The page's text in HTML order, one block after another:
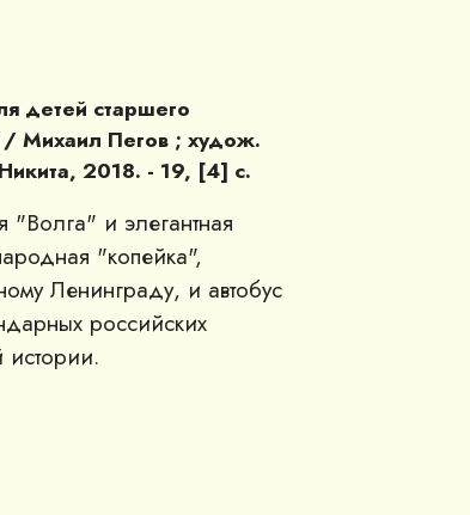
детей старшего
Михаил Пегов ; худож.
2018. - 19, [4] с.
"Волга" и элегантная
"копейка",
Ленинграду, и автобус
российских
истории.